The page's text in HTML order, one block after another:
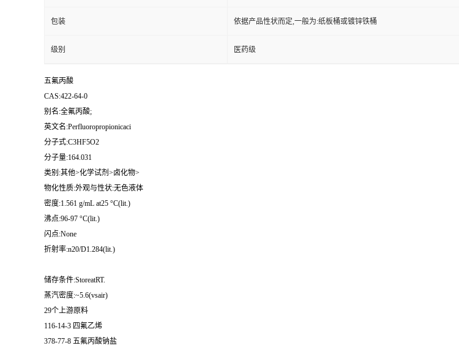
包装 依据产品性状而定,一般为:纸板桶或镀锌铁桶
级别 医药级
五氟丙酸
CAS:422-64-0
别名:全氟丙酸;
英文名:Perfluoropropionicaci
分子式:C3HF5O2
分子量:164.031
类别:其他>化学试剂>卤化物>
物化性质:外观与性状:无色液体
密度:1.561 g/mL at25 °C(lit.)
沸点:96-97 °C(lit.)
闪点:None
折射率:n20/D1.284(lit.)
储存条件:StoreatRT.
蒸汽密度:~5.6(vsair)
29个上游原料
116-14-3 四氟乙烯
378-77-8 五氟丙酸钠盐